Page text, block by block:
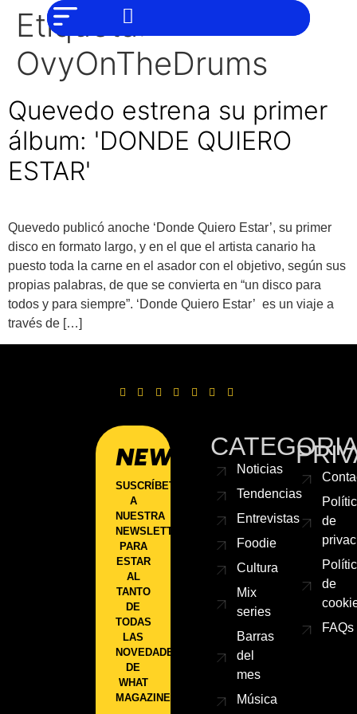
Tendencias
Entrevistas
Foodie
Cultura
Barras
Del
Mes
Música
PERO IGUAL
PODEMOS
AYUDAR
Etiqueta:
OvyOnTheDrums
Quevedo estrena su primer
álbum: 'DONDE QUIERO
ESTAR'
Quevedo publicó anoche ‘Donde Quiero Estar’, su primer
disco en formato largo, y en el que el artista canario ha
puesto toda la carne en el asador con el objetivo, según sus
propias palabras, de que se convierta en “un disco para
todos y para siempre”. ‘Donde Quiero Estar’ es un viaje a
través de […]
NEWSLETTER
SUSCRÍBETE
A
NUESTRA
NEWSLETTER
PARA
ESTAR
AL
TANTO
DE
TODAS
LAS
NOVEDADES
DE
WHAT
MAGAZINE.
Noticias
Tendencias
Entrevistas
Foodie
Cultura
Mix
series
Barras
del
mes
Música
de
de
FAQs